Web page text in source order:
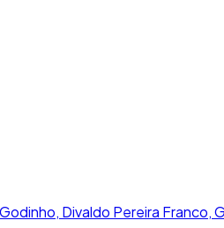
Divaldo Pereira Franco,